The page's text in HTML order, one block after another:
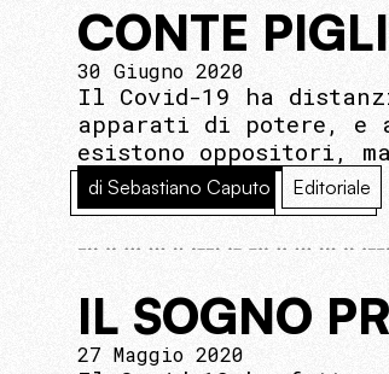
CONTE
30 Giugno 2020
Il Covid-19 ha
apparati di potere, e
esistono oppositori,
di Sebastiano Caputo Editoriale
IL SOGNO
27 Maggio 2020